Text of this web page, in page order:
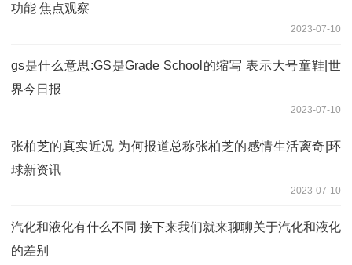
功能 焦点观察
2023-07-10
gs是什么意思:GS是Grade School的缩写 表示大号童鞋|世
界今日报
2023-07-10
张柏芝的真实近况 为何报道总称张柏芝的感情生活离奇|环
球新资讯
2023-07-10
汽化和液化有什么不同 接下来我们就来聊聊关于汽化和液化
的差别